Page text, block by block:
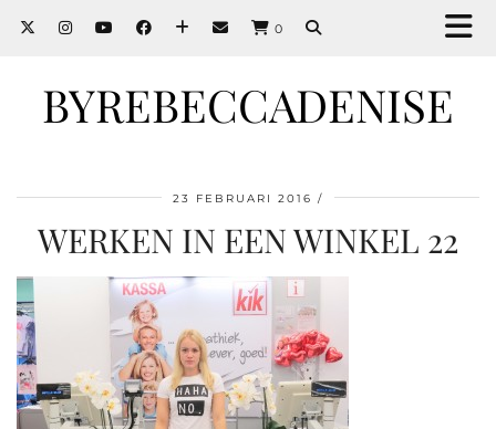
0
BYREBECCADENISE
23 FEBRUARI 2016
WERKEN IN EEN WINKEL 22